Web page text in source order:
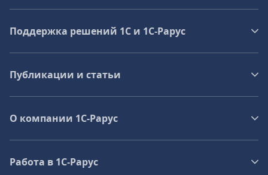
Поддержка решений 1С и 1С‑Рарус
Публикации и статьи
О компании 1C-Рарус
Работа в 1С‑Рарус